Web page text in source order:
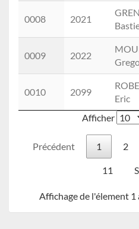
0008 2021
0009 2022
0010 2099
Eric
Afficher
Précédent 1 2
11
Affichage de l'élement